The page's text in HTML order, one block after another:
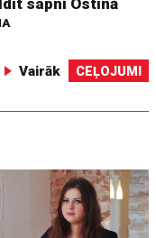
sapni Ostinā
Vairāk CEĻOJUMI